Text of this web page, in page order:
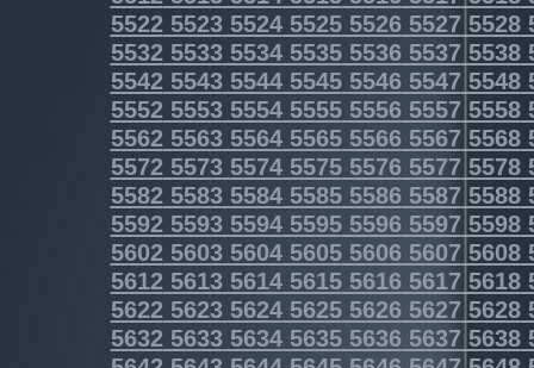
5522552355245525552655275528
5532553355345535553655375538
5542554355445545554655475548
5552555355545555555655575558
5562556355645565556655675568
5572557355745575557655775578
5582558355845585558655875588
5592559355945595559655975598
5602560356045605560656075608
5612561356145615561656175618
5622562356245625562656275628
5632563356345635563656375638